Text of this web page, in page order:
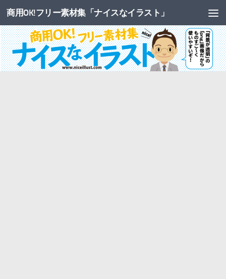
コンテンツへスキップ
商用OK!フリー素材集「ナイスなイラスト」